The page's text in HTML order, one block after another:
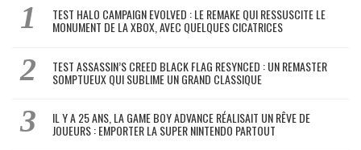
TEST HALO CAMPAIGN EVOLVED : LE REMAKE QUI RESSUSCITE LE
MONUMENT DE LA XBOX, AVEC QUELQUES CICATRICES
TEST ASSASSIN’S CREED BLACK FLAG RESYNCED : UN REMASTER
SOMPTUEUX QUI SUBLIME UN GRAND CLASSIQUE
IL Y A 25 ANS, LA GAME BOY ADVANCE RÉALISAIT UN RÊVE DE
JOUEURS : EMPORTER LA SUPER NINTENDO PARTOUT